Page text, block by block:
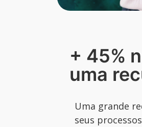
+ 45%
uma
Uma grande
seus